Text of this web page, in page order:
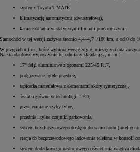
systemy Toyota T-MATE,
klimatyzację automatyczną (dwustrefową),
kamerę cofania ze statycznymi liniami pomocniczymi.
Samochód w tej wersji zużywa średnio 4,4–4,7 l/100 km, a od 0 do
W przypadku firm, które wybiorą wersję Style, miesięczna rata
Na standardowe wyposażenie tej odmiany składają się m.in.:
17" felgi aluminiowe z oponami 225/45 R17,
podgrzewane fotele przednie,
tapicerka materiałowa z elementami skóry syntetycznej,
światła główne w technologii LED,
przyciemniane szyby tylne,
przednie i tylne czujniki parkowania,
system bezkluczykowego dostępu do samochodu
stacja do bezprzewodowego ładowania telefonu w konsoli
system dodatkowego nastrojowego oświetlenia wnętrza